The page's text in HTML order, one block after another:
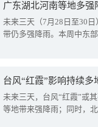
广东湖北河南等地多
未来三天（7月28日至30
带仍多强降雨。本周中东
台风“红霞”影响持续
未来三天，台风“红霞”或
等地带来强降雨；同时，